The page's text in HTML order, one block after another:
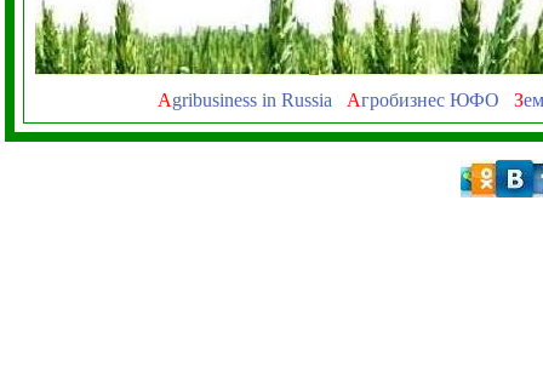
Agribusiness in Russia Агробизнес ЮФО З